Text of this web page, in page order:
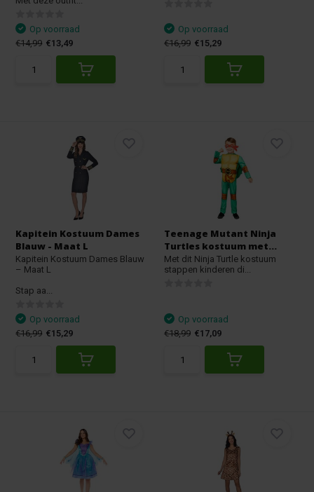
Op voorraad
€14,99 €13,49
Op voorraad
€16,99 €15,29
Kapitein Kostuum Dames
Blauw - Maat L
Kapitein Kostuum Dames Blauw
– Maat L
Stap aa...
Op voorraad
€16,99 €15,29
Teenage Mutant Ninja
Turtles kostuum met...
Met dit Ninja Turtle kostuum
stappen kinderen di...
Op voorraad
€18,99 €17,09